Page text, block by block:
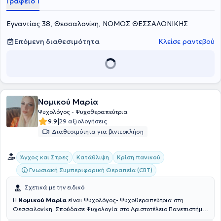
Εγναντίας 38, Θεσσαλονίκη, ΝΟΜΟΣ ΘΕΣΣΑΛΟΝΙΚΗΣ
Επόμενη διαθεσιμότητα
Κλείσε ραντεβού
Νομικού Μαρία
Ψυχολόγος - Ψυχοθεραπεύτρια
9.9|29 αξιολογήσεις
Διαθεσιμότητα για βιντεοκλήση
Άγχος και Στρες Κατάθλιψη
Κρίση πανικού
Γνωσιακή Συμπεριφορική Θεραπεία (CBT)
Σχετικά με την ειδικό
Η Νομικού Μαρία είναι Ψυχολόγος- Ψυχοθεραπεύτρια στη
Θεσσαλονίκη. Σπούδασε Ψυχολογία στο Αριστοτέλειο Πανεπιστήμιο